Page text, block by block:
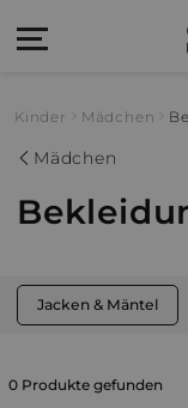
Kinder Mädchen
Mädchen
Jacken & Mäntel
0 Produkte gefunden